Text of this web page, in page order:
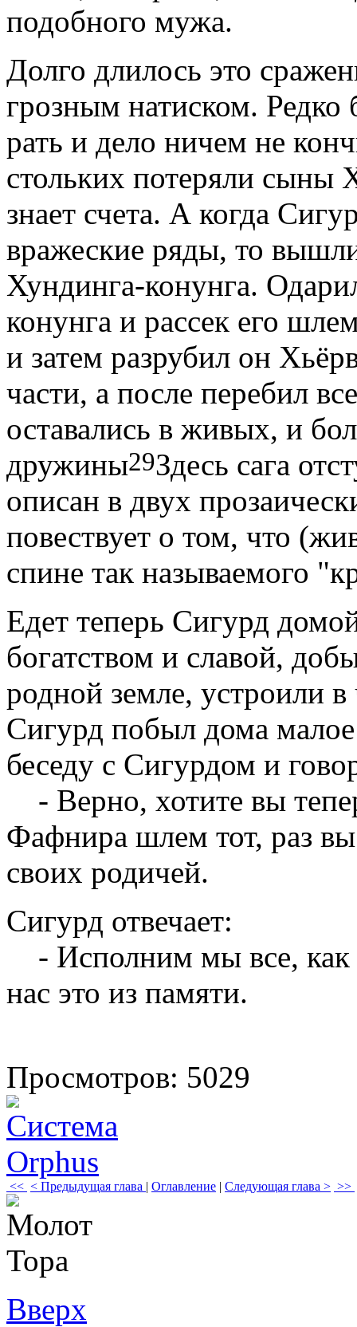
подобного мужа.
Долго длилось это
грозным натиском. Редко
рать и дело ничем не
стольких потеряли сыны
знает счета. А когда
вражеские ряды, то
Хундинга-конунга.
конунга и рассек его
и затем разрубил он
части, а после перебил
оставались в живых, и
дружины29Здесь сага
описан в двух
повествует о том, что
спине так называемого
Едет теперь Сигурд
богатством и славой,
родной земле, устроили в
Сигурд побыл дома
беседу с Сигурдом и
- Верно, хотите вы
Фафнира шлем тот, раз
своих родичей.
Сигурд отвечает:
- Исполним мы все, как
нас это из памяти.
Просмотров: 5029
<< < Предыдущая глава | Оглавление | Следующая глава > >>
Вверх